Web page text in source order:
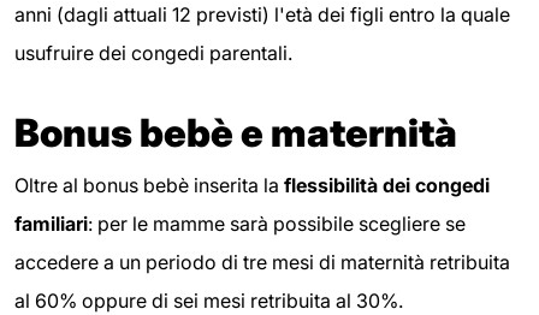
anni (dagli attuali 12 previsti) l'età dei figli entro la quale
usufruire dei congedi parentali.
Bonus bebè e maternità
Oltre al bonus bebè inserita la flessibilità dei congedi
familiari: per le mamme sarà possibile scegliere se
accedere a un periodo di tre mesi di maternità retribuita
al 60% oppure di sei mesi retribuita al 30%.